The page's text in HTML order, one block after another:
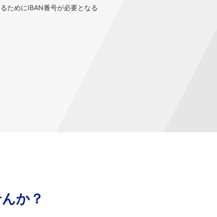
ためにIBAN番号が必要となる
か？